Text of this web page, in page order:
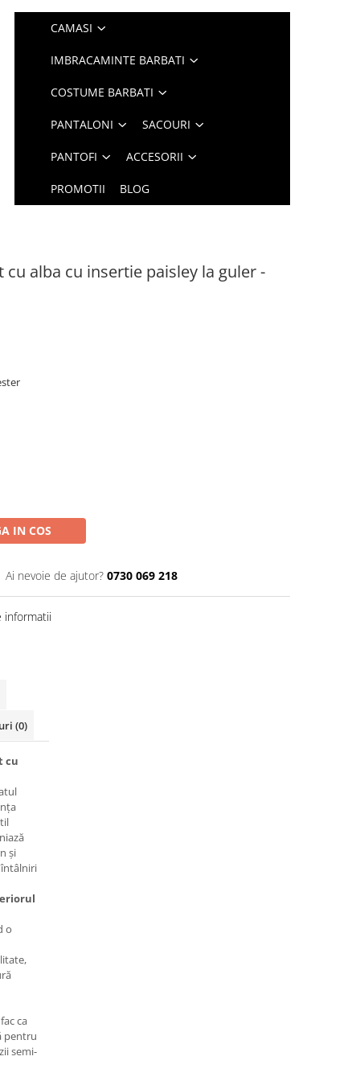
CAMASI
IMBRACAMINTE BARBATI
COSTUME BARBATI
PANTALONI SACOURI
PANTOFI ACCESORII
PROMOTII BLOG
alba cu insertie paisley la guler -
IN COS
Ai nevoie de ajutor? 0730 069 218
informatii
(0)
cu
și
o
ca
pentru
semi-